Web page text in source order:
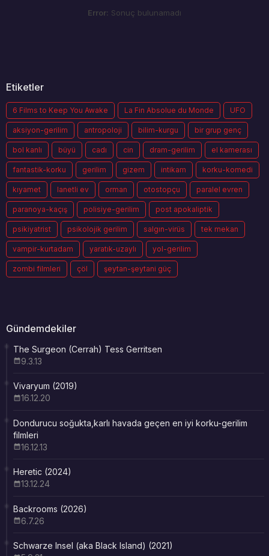
Error: Sonuç bulunamadı
Etiketler
6 Films to Keep You Awake La Fin Absolue du Monde UFO
aksiyon-gerilim antropoloji bilim-kurgu bir grup genç
bol kanlı büyü cadı cin dram-gerilim el kamerası
fantastik-korku gerilim gizem intikam korku-komedi
kıyamet lanetli ev orman otostopçu paralel evren
paranoya-kaçış polisiye-gerilim post apokaliptik
psikiyatrist psikolojik gerilim salgın-virüs tek mekan
vampir-kurtadam yaratık-uzaylı yol-gerilim
zombi filmleri çöl şeytan-şeytani güç
Gündemdekiler
The Surgeon (Cerrah) Tess Gerritsen
9.3.13
Vivaryum (2019)
16.12.20
Dondurucu soğukta,karlı havada geçen en iyi korku-gerilim
filmleri
16.12.13
Heretic (2024)
13.12.24
Backrooms (2026)
6.7.26
Schwarze Insel (aka Black Island) (2021)